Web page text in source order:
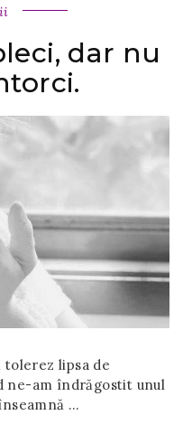
dar nu
tolerez lipsa de
ne-am îndrăgostit unul
…